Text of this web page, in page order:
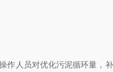
人员对优化污泥循环量，